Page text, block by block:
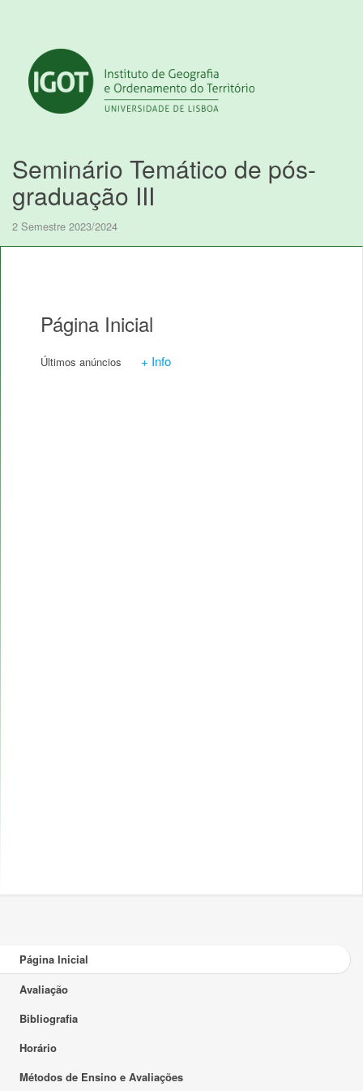
Seminário Temático de pós-
graduação III
2 Semestre 2023/2024
Página Inicial
Últimos anúncios + Info
Página Inicial
Avaliação
Bibliografia
Horário
Métodos de Ensino e Avaliações